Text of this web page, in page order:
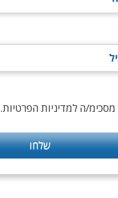
מסכימ/ה למדיניות הפרטיות.